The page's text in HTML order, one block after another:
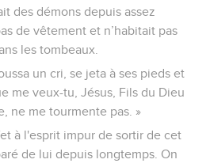
des démons depuis assez
de vêtement et n’habitait pas
les tombeaux.
un cri, se jeta à ses pieds et
me veux-tu, Jésus, Fils du Dieu
ne me tourmente pas. »
à l'esprit impur de sortir de cet
de lui depuis longtemps. On